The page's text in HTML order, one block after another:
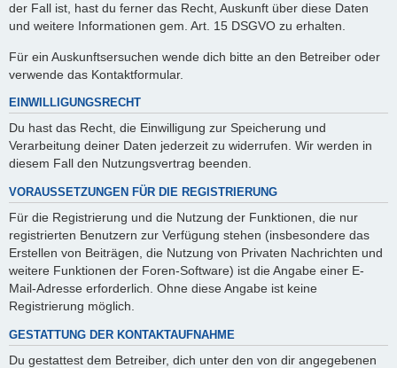
der Fall ist, hast du ferner das Recht, Auskunft über diese Daten
und weitere Informationen gem. Art. 15 DSGVO zu erhalten.
Für ein Auskunftsersuchen wende dich bitte an den Betreiber oder
verwende das Kontaktformular.
EINWILLIGUNGSRECHT
Du hast das Recht, die Einwilligung zur Speicherung und
Verarbeitung deiner Daten jederzeit zu widerrufen. Wir werden in
diesem Fall den Nutzungsvertrag beenden.
VORAUSSETZUNGEN FÜR DIE REGISTRIERUNG
Für die Registrierung und die Nutzung der Funktionen, die nur
registrierten Benutzern zur Verfügung stehen (insbesondere das
Erstellen von Beiträgen, die Nutzung von Privaten Nachrichten und
weitere Funktionen der Foren-Software) ist die Angabe einer E-
Mail-Adresse erforderlich. Ohne diese Angabe ist keine
Registrierung möglich.
GESTATTUNG DER KONTAKTAUFNAHME
Du gestattest dem Betreiber, dich unter den von dir angegebenen